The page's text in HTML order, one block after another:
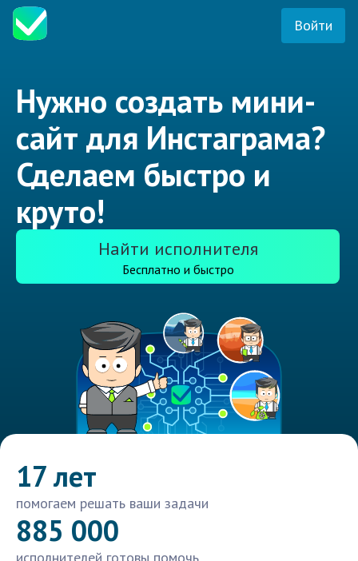
Войти
Нужно создать мини-
сайт для Инстаграма?
Сделаем быстро и
круто!
Найти исполнителя
Бесплатно и быстро
17 лет
помогаем решать ваши задачи
885 000